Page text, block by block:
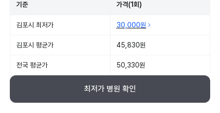
기준 가격(1회)
김포시 최저가 30,000원
김포시 평균가 45,830원
전국 평균가 50,330원
최저가 병원 확인